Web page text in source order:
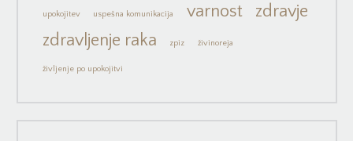
upokojitev uspešna komunikacija varnost
zdravje
zdravljenje raka
zpiz živinoreja
življenje po upokojitvi